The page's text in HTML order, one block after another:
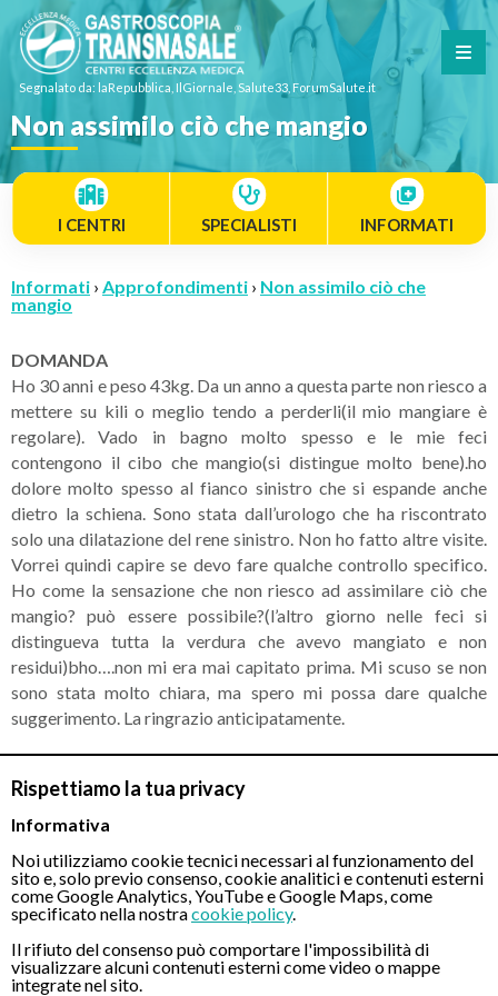
Rispettiamo la tua privacy
Informativa
Noi utilizziamo cookie tecnici necessari al funzionamento del
sito e, solo previo consenso, cookie analitici e contenuti esterni
come Google Analytics, YouTube e Google Maps, come
specificato nella nostracookie policy.
Il rifiuto del consenso può comportare l'impossibilità di
visualizzare alcuni contenuti esterni come video o mappe
integrate nel sito.
Segnalato da: laRepubblica, IlGiornale, Salute33, ForumSalute.it
Non assimilo ciò che mangio
I CENTRI SPECIALISTI INFORMATI
Informati › Approfondimenti › Non assimilo ciò che
mangio
DOMANDA
Ho 30 anni e peso 43kg. Da un anno a questa parte non riesco a
mettere su kili o meglio tendo a perderli(il mio mangiare è
regolare). Vado in bagno molto spesso e le mie feci
contengono il cibo che mangio(si distingue molto bene).ho
dolore molto spesso al fianco sinistro che si espande anche
dietro la schiena. Sono stata dall’urologo che ha riscontrato
solo una dilatazione del rene sinistro. Non ho fatto altre visite.
Vorrei quindi capire se devo fare qualche controllo specifico.
Ho come la sensazione che non riesco ad assimilare ciò che
mangio? può essere possibile?(l’altro giorno nelle feci si
distingueva tutta la verdura che avevo mangiato e non
residui)bho….non mi era mai capitato prima. Mi scuso se non
sono stata molto chiara, ma spero mi possa dare qualche
suggerimento. La ringrazio anticipatamente.
Gentile Signora, i sintomi potrebbero indicare a presenza di un
malassorbimento e pertanto occorre effettuare una serie di
disposizione nel caso volesse sottoporsi a visita.
CONTATTI